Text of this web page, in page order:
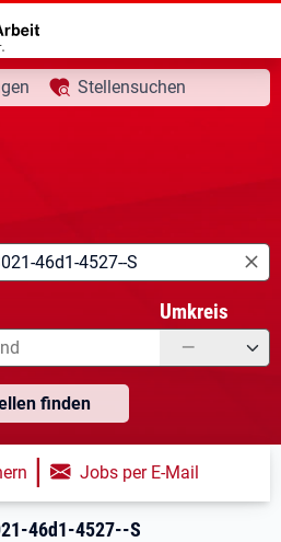
Seite:
Suche
Stellensuchen
Umkreis
—
finden
46d1-4527--S
| Jobs per E-Mail